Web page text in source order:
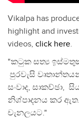
Vikalpa has
highlight and
videos, click here.
"කටුක සත්‍ය
පුරවැසි
සංවාද,
නිශ්පාදනය කර
චැනලයට."